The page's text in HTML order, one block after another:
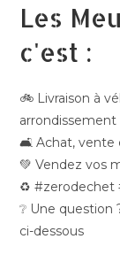
Les
c'est :
🚲 Livraison à
🛋️ Achat, vente
💚 Vendez vos
♻️ #zerodechet
❔ Une
ci-dessous